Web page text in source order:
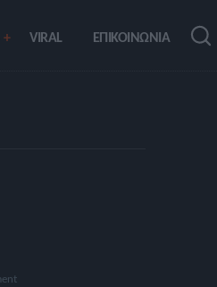
VIRAL ΕΠΙΚΟΙΝΩΝΙΑ